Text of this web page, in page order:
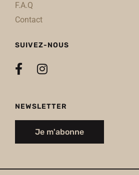
F.A.Q
Contact
SUIVEZ-NOUS
NEWSLETTER
Je m'abonne